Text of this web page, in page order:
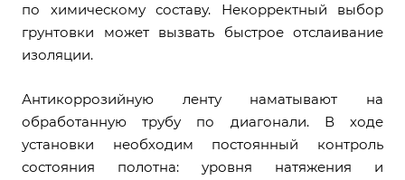
по химическому составу. Некорректный выбор
грунтовки может вызвать быстрое отслаивание
изоляции.
Антикоррозийную ленту наматывают на
обработанную трубу по диагонали. В ходе
установки необходим постоянный контроль
состояния полотна: уровня натяжения и